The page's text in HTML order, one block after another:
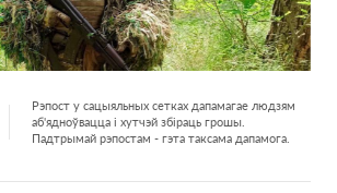
LinkedInРэпост у сацыяльных сетках дапамагае людзям
аб'ядноўвацца і хутчэй збіраць грошы.
Падтрымай рэпостам - гэта таксама дапамога.